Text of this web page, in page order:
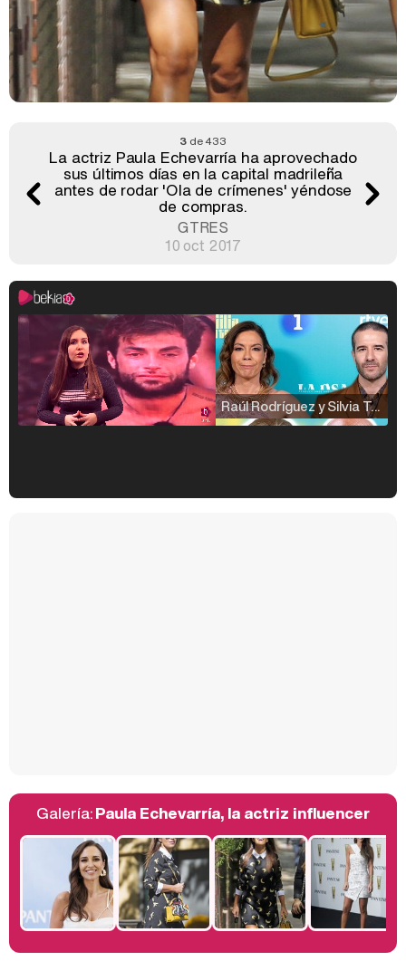
3de 433
La actriz Paula Echevarría ha aprovechado
sus últimos días en la capital madrileña
antes de rodar 'Ola de crímenes' yéndose
de compras.
GTRES
10 oct 2017
Raúl Rodríguez y Silvia Taulés nos cuentan su papel en 'La familia de la tele'
Manu Baqueiro: "Tuve como referente a Bruce Willis en 'Luz de Luna' para mi trabajo en la serie 'Perdiendo el juicio'"
Galería:Paula Echevarría, la actriz influencer